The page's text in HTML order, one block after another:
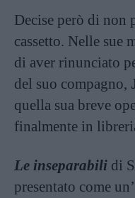
Decise però di non
cassetto. Nelle sue
di aver rinunciato
del suo compagno,
quella sua breve
finalmente in
Le inseparabili di
presentato come